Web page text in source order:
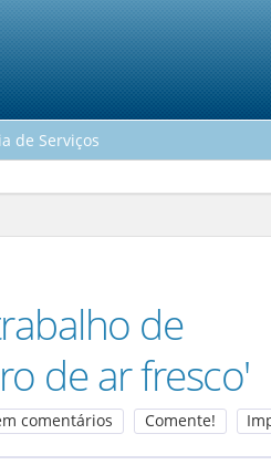
de Serviços
de
de ar fresco'
comentários Comente!